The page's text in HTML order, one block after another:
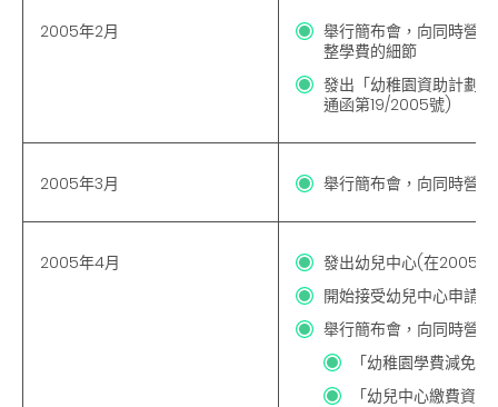
2005年2月
舉行簡布會，向同時營
整學費的細節
發出「幼稚園資助計劃
通函第19/2005號)
2005年3月 舉行簡布會，向同時營
2005年4月 發出幼兒中心(在2005年
開始接受幼兒中心申請
舉行簡布會，向同時營
「幼稚園學費減免計
「幼兒中心繳費資